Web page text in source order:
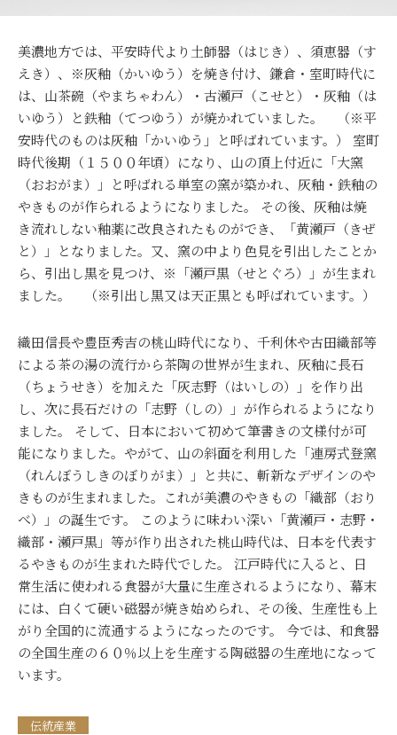
美濃地方では、平安時代より土師器（はじき）、須恵器（す
えき）、※灰釉（かいゆう）を焼き付け、鎌倉・室町時代に
は、山茶碗（やまちゃわん）・古瀬戸（こせと）・灰釉（は
いゆう）と鉄釉（てつゆう）が焼かれていました。 （※平
安時代のものは灰釉「かいゆう」と呼ばれています。） 室町
時代後期（１５００年頃）になり、山の頂上付近に「大窯
（おおがま）」と呼ばれる単室の窯が築かれ、灰釉・鉄釉の
やきものが作られるようになりました。 その後、灰釉は焼
き流れしない釉薬に改良されたものができ、「黄瀬戸（きぜ
と）」となりました。又、窯の中より色見を引出したことか
ら、引出し黒を見つけ、※「瀬戸黒（せとぐろ）」が生まれ
ました。 （※引出し黒又は天正黒とも呼ばれています。）
織田信長や豊臣秀吉の桃山時代になり、千利休や古田織部等
による茶の湯の流行から茶陶の世界が生まれ、灰釉に長石
（ちょうせき）を加えた「灰志野（はいしの）」を作り出
し、次に長石だけの「志野（しの）」が作られるようになり
ました。 そして、日本において初めて筆書きの文様付が可
能になりました。やがて、山の斜面を利用した「連房式登窯
（れんぼうしきのぼりがま）」と共に、斬新なデザインのや
きものが生まれました。これが美濃のやきもの「織部（おり
べ）」の誕生です。 このように味わい深い「黄瀬戸・志野・
織部・瀬戸黒」等が作り出された桃山時代は、日本を代表す
るやきものが生まれた時代でした。 江戸時代に入ると、日
常生活に使われる食器が大量に生産されるようになり、幕末
には、白くて硬い磁器が焼き始められ、その後、生産性も上
がり全国的に流通するようになったのです。 今では、和食器
の全国生産の６０％以上を生産する陶磁器の生産地になって
います。
伝統産業